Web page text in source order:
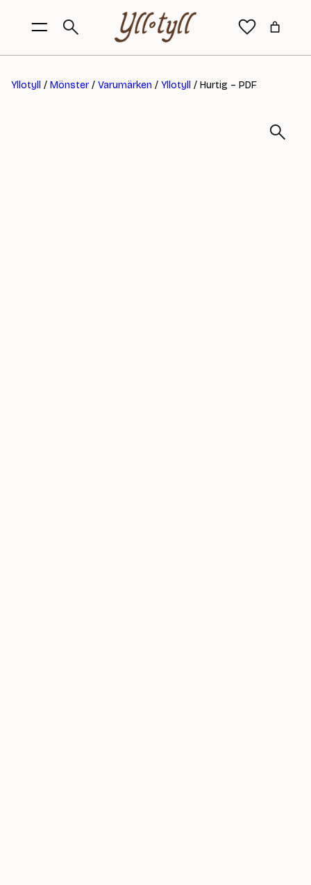
Yllotyll / Mönster/ Varumärken / Yllotyll / Hurtig – PDF